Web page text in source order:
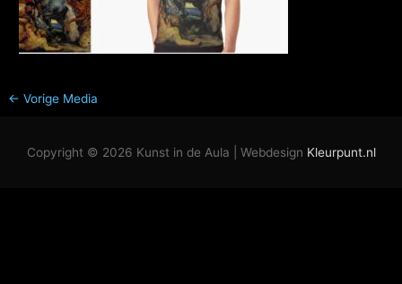
← Vorige Media
Copyright © 2026 Kunst in de Aula | Webdesign Kleurpunt.nl